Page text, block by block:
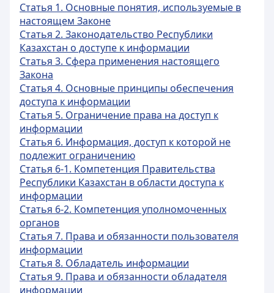
Статья 1. Основные понятия, используемые в
настоящем Законе
Статья 2. Законодательство Республики
Казахстан о доступе к информации
Статья 3. Сфера применения настоящего
Закона
Статья 4. Основные принципы обеспечения
доступа к информации
Статья 5. Ограничение права на доступ к
информации
Статья 6. Информация, доступ к которой не
подлежит ограничению
Статья 6-1. Компетенция Правительства
Республики Казахстан в области доступа к
информации
Статья 6-2. Компетенция уполномоченных
органов
Статья 7. Права и обязанности пользователя
информации
Статья 8. Обладатель информации
Статья 9. Права и обязанности обладателя
информации